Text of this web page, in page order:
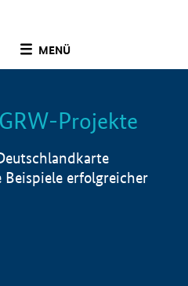
MENÜ
Info
Projekte
erfolgreicher